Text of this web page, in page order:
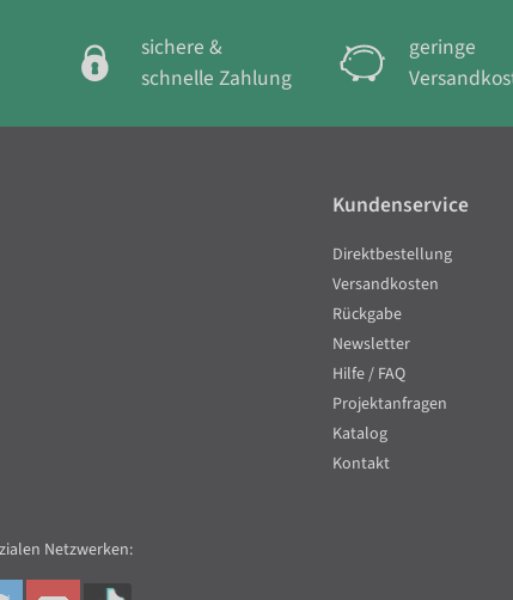
sichere &
schnelle Zahlung
geringe
Kundenservice
Direktbestellung
Versandkosten
Rückgabe
Newsletter
Hilfe / FAQ
Projektanfragen
Katalog
Kontakt
Netzwerken: